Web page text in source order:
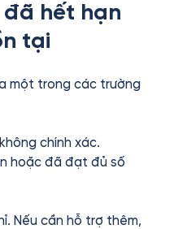
hết hạn
tại
một trong các trường
chính xác.
hoặc đã đạt đủ số
Nếu cần hỗ trợ thêm,